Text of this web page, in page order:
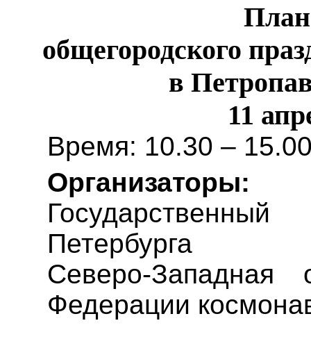
План
общегородского
в
11
Время: 10.30 –
Организаторы:
Петербурга
Северо-Западная
Федерации